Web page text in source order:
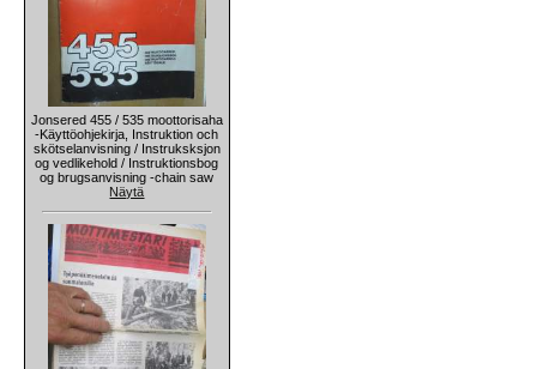
Jonsered 455 / 535 moottorisaha
-Käyttöohjekirja, Instruktion och
skötselanvisning / Instruksksjon
og vedlikehold / Instruktionsbog
og brugsanvisning -chain saw
Näytä